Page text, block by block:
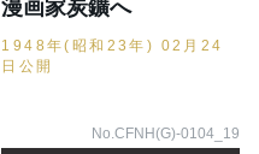
漫画家炭鑛へ
1948年(昭和23年) 02月24
日公開
No.CFNH(G)-0104_19